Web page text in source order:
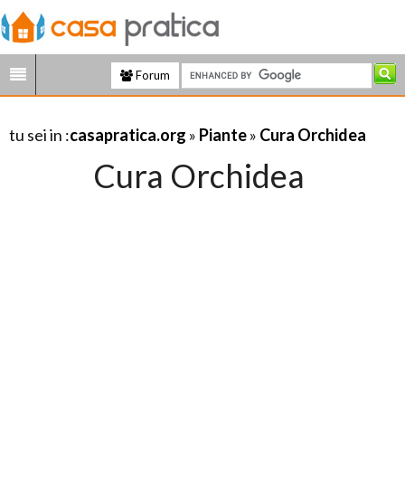
Forum
tu sei in :casapratica.org » Piante» Cura Orchidea
Cura Orchidea